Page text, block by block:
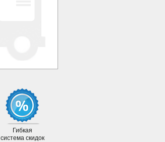
Гибкая
система скидок